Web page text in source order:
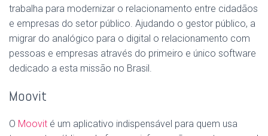
trabalha para modernizar o relacionamento entre cidadãos
e empresas do setor público. Ajudando o gestor público, a
migrar do analógico para o digital o relacionamento com
pessoas e empresas através do primeiro e único software
dedicado a esta missão no Brasil.
Moovit
O Moovit é um aplicativo indispensável para quem usa